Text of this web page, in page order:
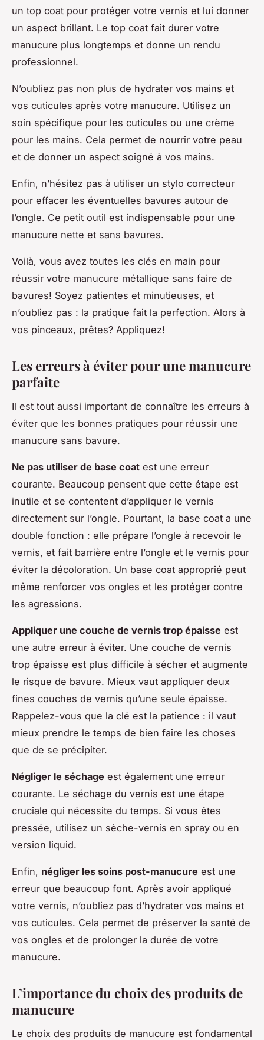
un top coat pour protéger votre vernis et lui donner
un aspect brillant. Le top coat fait durer votre
manucure plus longtemps et donne un rendu
professionnel.
N’oubliez pas non plus de hydrater vos mains et
vos cuticules après votre manucure. Utilisez un
soin spécifique pour les cuticules ou une crème
pour les mains. Cela permet de nourrir votre peau
et de donner un aspect soigné à vos mains.
Enfin, n’hésitez pas à utiliser un stylo correcteur
pour effacer les éventuelles bavures autour de
l’ongle. Ce petit outil est indispensable pour une
manucure nette et sans bavures.
Voilà, vous avez toutes les clés en main pour
réussir votre manucure métallique sans faire de
bavures! Soyez patientes et minutieuses, et
n’oubliez pas : la pratique fait la perfection. Alors à
vos pinceaux, prêtes? Appliquez!
Les erreurs à éviter pour une manucure
parfaite
Il est tout aussi important de connaître les erreurs à
éviter que les bonnes pratiques pour réussir une
manucure sans bavure.
Ne pas utiliser de base coat est une erreur
courante. Beaucoup pensent que cette étape est
inutile et se contentent d’appliquer le vernis
directement sur l’ongle. Pourtant, la base coat a une
double fonction : elle prépare l’ongle à recevoir le
vernis, et fait barrière entre l’ongle et le vernis pour
éviter la décoloration. Un base coat approprié peut
même renforcer vos ongles et les protéger contre
les agressions.
Appliquer une couche de vernis trop épaisse est
une autre erreur à éviter. Une couche de vernis
trop épaisse est plus difficile à sécher et augmente
le risque de bavure. Mieux vaut appliquer deux
fines couches de vernis qu’une seule épaisse.
Rappelez-vous que la clé est la patience : il vaut
mieux prendre le temps de bien faire les choses
que de se précipiter.
Négliger le séchage est également une erreur
courante. Le séchage du vernis est une étape
cruciale qui nécessite du temps. Si vous êtes
pressée, utilisez un sèche-vernis en spray ou en
version liquid.
Enfin, négliger les soins post-manucure est une
erreur que beaucoup font. Après avoir appliqué
votre vernis, n’oubliez pas d’hydrater vos mains et
vos cuticules. Cela permet de préserver la santé de
vos ongles et de prolonger la durée de votre
manucure.
L’importance du choix des produits de
manucure
Le choix des produits de manucure est fondamental